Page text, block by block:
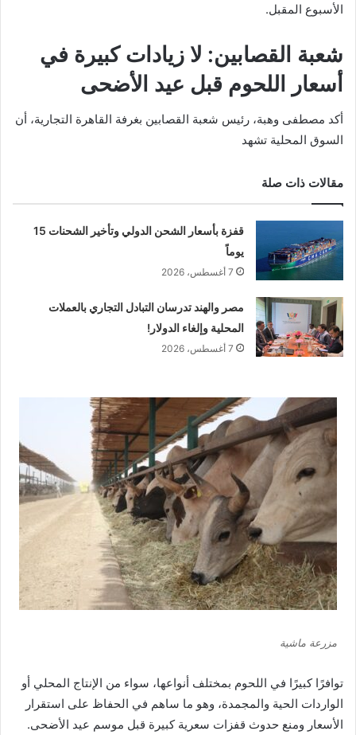
الأسبوع المقبل.
شعبة القصابين: لا زيادات كبيرة في
أسعار اللحوم قبل عيد الأضحى
أكد مصطفى وهبة، رئيس شعبة القصابين بغرفة القاهرة التجارية، أن
السوق المحلية تشهد
مقالات ذات صلة
قفزة بأسعار الشحن الدولي وتأخير الشحنات 15
يوماً
7 أغسطس، 2026
مصر والهند تدرسان التبادل التجاري بالعملات
المحلية وإلغاء الدولار!
7 أغسطس، 2026
مزرعة ماشية
توافرًا كبيرًا في اللحوم بمختلف أنواعها، سواء من الإنتاج المحلي أو
الواردات الحية والمجمدة، وهو ما ساهم في الحفاظ على استقرار
الأسعار ومنع حدوث قفزات سعرية كبيرة قبل موسم عيد الأضحى.